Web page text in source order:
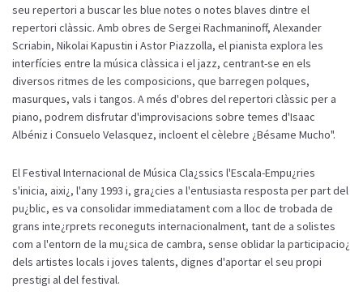
seu repertori a buscar les blue notes o notes blaves dintre el
repertori clàssic. Amb obres de Sergei Rachmaninoff, Alexander
Scriabin, Nikolai Kapustin i Astor Piazzolla, el pianista explora les
interfícies entre la música clàssica i el jazz, centrant-se en els
diversos ritmes de les composicions, que barregen polques,
masurques, vals i tangos. A més d'obres del repertori clàssic per a
piano, podrem disfrutar d'improvisacions sobre temes d'Isaac
Albéniz i Consuelo Velasquez, incloent el cèlebre ¿Bésame Mucho".
El Festival Internacional de Música Cla¿ssics l'Escala-Empu¿ries
s'inicia, aixi¿, l'any 1993 i, gra¿cies a l'entusiasta resposta per part del
pu¿blic, es va consolidar immediatament com a lloc de trobada de
grans inte¿rprets reconeguts internacionalment, tant de a solistes
com a l'entorn de la mu¿sica de cambra, sense oblidar la participacio¿
dels artistes locals i joves talents, dignes d'aportar el seu propi
prestigi al del festival.